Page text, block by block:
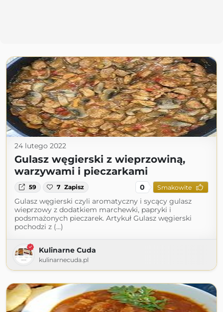
24 lutego 2022
Gulasz węgierski z wieprzowiną,
warzywami i pieczarkami
59 7 Zapisz 0 Smakowite
Gulasz węgierski czyli aromatyczny i sycący gulasz
wieprzowy z dodatkiem marchewki, papryki i
podsmażonych pieczarek. Artykuł Gulasz węgierski
pochodzi z (...)
Kulinarne Cuda
kulinarnecuda.pl